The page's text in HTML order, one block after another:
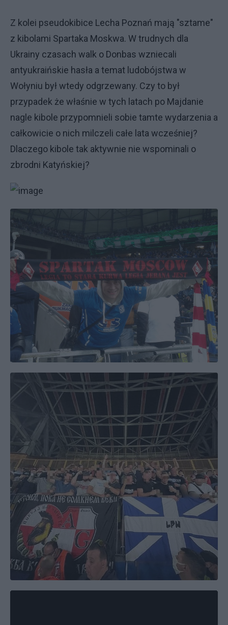
Z kolei pseudokibice Lecha Poznań mają "sztame"
z kibolami Spartaka Moskwa. W trudnych dla
Ukrainy czasach walk o Donbas wzniecali
antyukraińskie hasła a temat ludobójstwa w
Wołyniu był wtedy odgrzewany. Czy to był
przypadek że właśnie w tych latach po Majdanie
nagle kibole przypomnieli sobie tamte wydarzenia a
całkowicie o nich milczeli całe lata wcześniej?
Dlaczego kibole tak aktywnie nie wspominali o
zbrodni Katyńskiej?